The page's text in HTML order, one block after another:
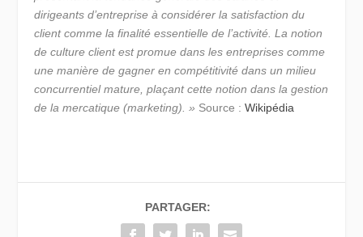
dirigeants d’entreprise à considérer la satisfaction du
client comme la finalité essentielle de l’activité. La notion
de culture client est promue dans les entreprises comme
une manière de gagner en compétitivité dans un milieu
concurrentiel mature, plaçant cette notion dans la gestion
de la mercatique (marketing). » Source :Wikipédia
PARTAGER: